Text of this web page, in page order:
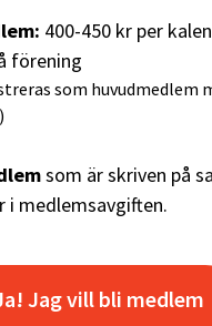
400-450 kr per
förening
som huvudmedlem
som är skriven på
i medlemsavgiften.
Jag vill bli medlem